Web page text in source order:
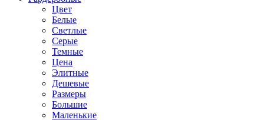
Цвет
Белые
Светлые
Серые
Темные
Цена
Элитные
Дешевые
Размеры
Большие
Маленькие